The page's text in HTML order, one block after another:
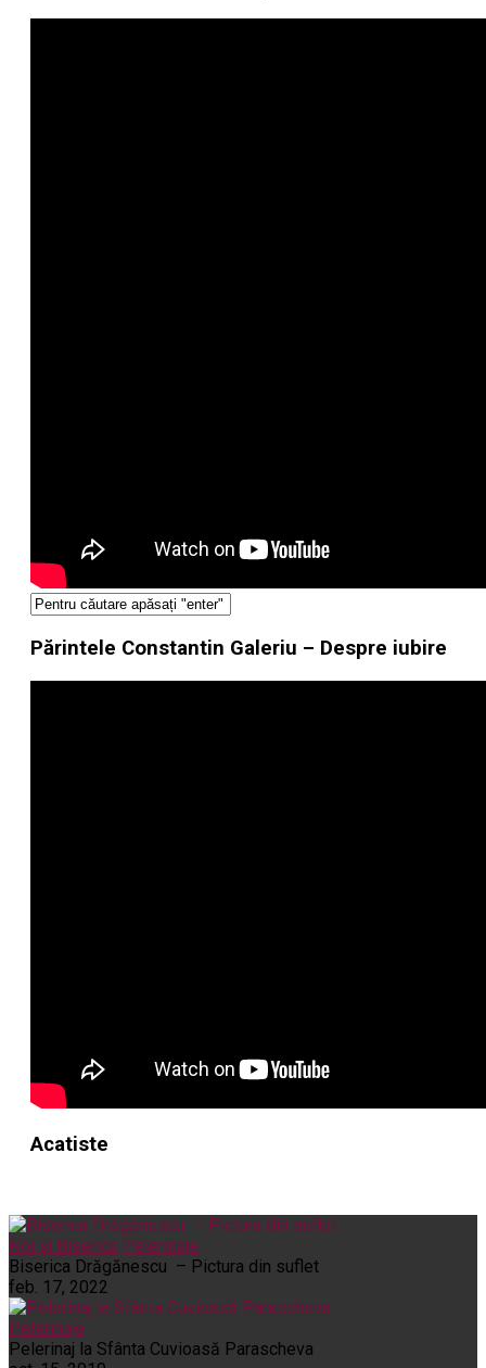
Părintele Constantin Galeriu – Despre iubire
Acatiste
Noi și Biserica Pelerinaje
Biserica Drăgănescu – Pictura din suflet
feb. 17, 2022
Pelerinaje
Pelerinaj la Sfânta Cuvioasă Parascheva